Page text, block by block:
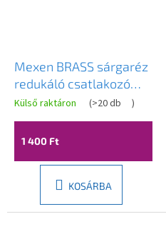
Mexen BRASS sárgaréz
redukáló csatlakozó
5/4 GW x 1/2 GW -
W97406-5412
Külső raktáron (>20 db )
1 400 Ft
KOSÁRBA